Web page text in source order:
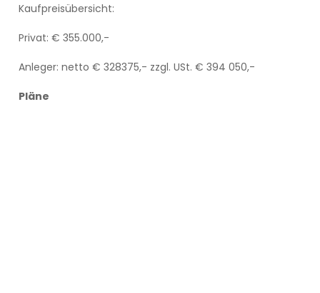
Kaufpreisübersicht:
Privat: € 355.000,-
Anleger: netto € 328375,- zzgl. USt. € 394 050,-
Pläne